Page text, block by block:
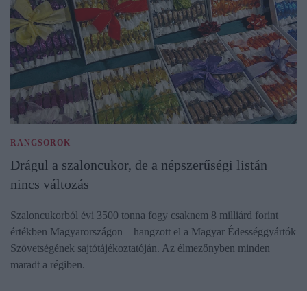
RANGSOROK
Drágul a szaloncukor, de a népszerűségi listán
nincs változás
Szaloncukorból évi 3500 tonna fogy csaknem 8 milliárd forint
értékben Magyarországon – hangzott el a Magyar Édességgyártók
Szövetségének sajtótájékoztatóján. Az élmezőnyben minden
maradt a régiben.